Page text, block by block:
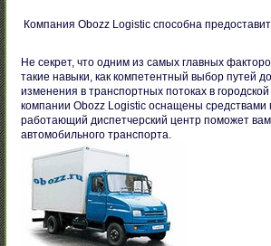
Компания Obozz Logistic способна
Не секрет, что одним из самых главных
такие навыки, как компетентный выбор путей
изменения в транспортных потоках в
компании Obozz Logistic оснащены средствами
работающий диспетчерский центр поможет
автомобильного транспорта.